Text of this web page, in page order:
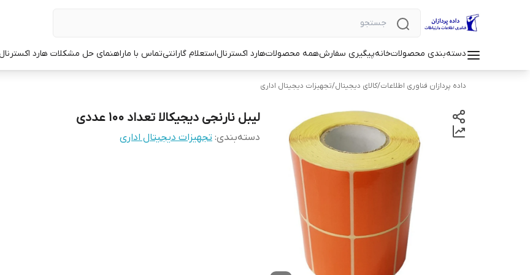
دسته‌بندی محصولاتخانهپیگیری سفارشهمه محصولاتهارد اکسترنالاستعلام گارانتیتماس با ماراهنمای حل مشکلات هارد
داده پردازان فناوری اطلاعات/کالای دیجیتال/تجهیزات دیجیتال اداری
لیبل نارنجی دیجیکالا تعداد 100 عددی
دسته‌بندی: تجهیزات دیجیتال اداری